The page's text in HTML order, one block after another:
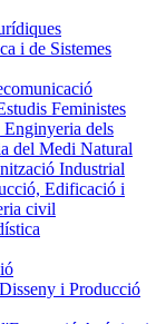
i de Sistemes
Feministes
dels
del Medi Natural
Industrial
Edificació i
civil
i Producció